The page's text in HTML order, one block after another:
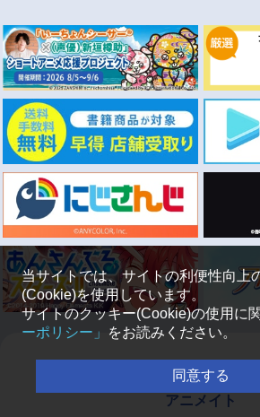
アニメイト
当サイトでは、サイトの利便性向上
(Cookie)を使用しています。
サイトのクッキー(Cookie)の使用に
ーポリシー」
をお読みください。
同意する